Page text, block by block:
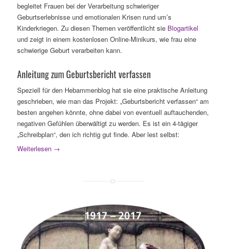
begleitet Frauen bei der Verarbeitung schwieriger
Geburtserlebnisse und emotionalen Krisen rund um’s
Kinderkriegen. Zu diesen Themen veröffentlicht sie Blogartikel
und zeigt in einem kostenlosen Online-Minikurs, wie frau eine
schwierige Geburt verarbeiten kann.
Anleitung zum Geburtsbericht verfassen
Speziell für den Hebammenblog hat sie eine praktische Anleitung
geschrieben, wie man das Projekt: „Geburtsbericht verfassen“ am
besten angehen könnte, ohne dabei von eventuell auftauchenden,
negativen Gefühlen überwältigt zu werden. Es ist ein 4-tägiger
„Schreibplan“, den ich richtig gut finde. Aber lest selbst:
Weiterlesen→